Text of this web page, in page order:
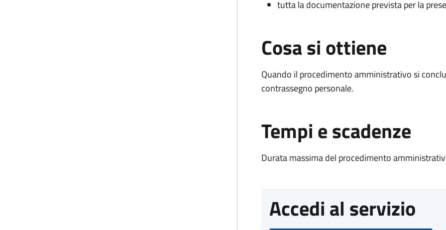
tutta la documentazione prevista per la
Cosa si ottiene
Quando il procedimento amministrativo si
contrassegno personale.
Tempi e scadenze
Durata massima del procedimento
Accedi al servizio